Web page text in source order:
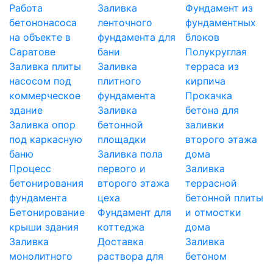
Работа
бетононасоса
на объекте в
Саратове
Заливка плиты
насосом под
коммерческое
здание
Заливка опор
под каркасную
баню
Процесс
бетонирования
фундамента
Бетонирование
крыши здания
Заливка
монолитного
Заливка
ленточного
фундамента для
бани
Заливка
плитного
фундамента
Заливка
бетонной
площадки
Заливка пола
первого и
второго этажа
цеха
Фундамент для
коттеджа
Доставка
раствора для
Фундамент из
фундаментных
блоков
Полукруглая
терраса из
кирпича
Прокачка
бетона для
заливки
второго этажа
дома
Заливка
террасной
бетонной плиты
и отмостки
дома
Заливка
бетоном